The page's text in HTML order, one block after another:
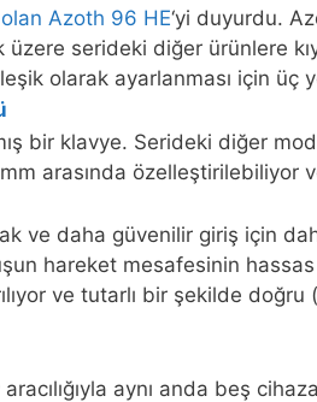
Azoth 96 HE‘yi duyurdu.
serideki diğer ürünlere
olarak ayarlanması için
bir klavye. Serideki diğer
arasında özelleştirilebiliyor
ve daha güvenilir giriş için
hareket mesafesinin
ve tutarlı bir şekilde doğru
aynı anda beş